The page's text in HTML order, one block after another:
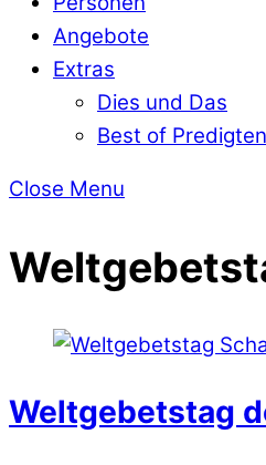
Angebote
Extras
Dies und Das
Best of Predigten
Close Menu
Weltgebetstag